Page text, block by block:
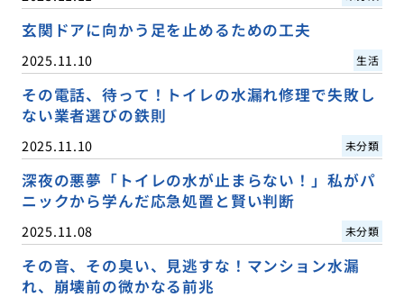
玄関ドアに向かう足を止めるための工夫
2025.11.10 生活
その電話、待って！トイレの水漏れ修理で失敗し
ない業者選びの鉄則
2025.11.10 未分類
深夜の悪夢「トイレの水が止まらない！」私がパ
ニックから学んだ応急処置と賢い判断
2025.11.08 未分類
その音、その臭い、見逃すな！マンション水漏
れ、崩壊前の微かなる前兆